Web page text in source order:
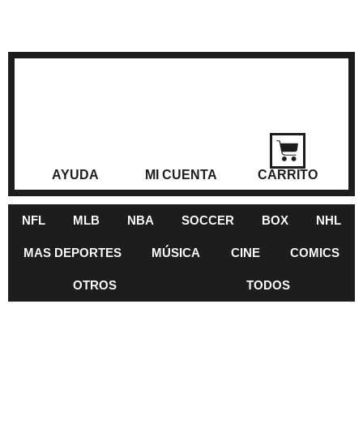
AYUDA MI CUENTA CARRITO
NFL MLB NBA SOCCER BOX NHL
MAS DEPORTES MÚSICA CINE COMICS
OTROS TODOS